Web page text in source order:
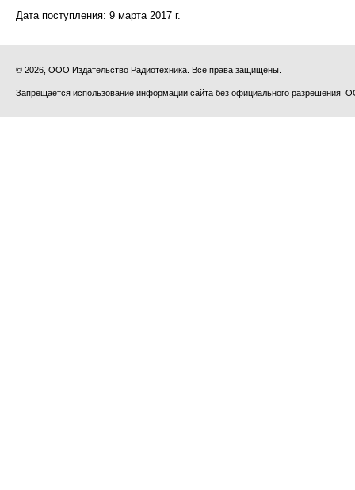
Дата поступления: 9 марта 2017 г.
© 2026, ООО Издательство Радиотехника. Все права защищены.
Запрещается использование информации сайта без официального разрешения